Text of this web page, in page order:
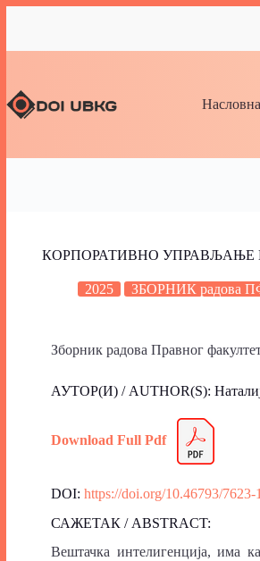
Насловна
КОРПОРАТИВНО УПРАВЉАЊЕ
2025 ЗБОРНИК радова
Зборник радова Правног
АУТОР(И) / AUTHOR(S):
Download Full Pdf
DOI: https://doi.org/10.46793/
САЖЕТАК / ABSTRACT:
Вештачка интелигенција, има